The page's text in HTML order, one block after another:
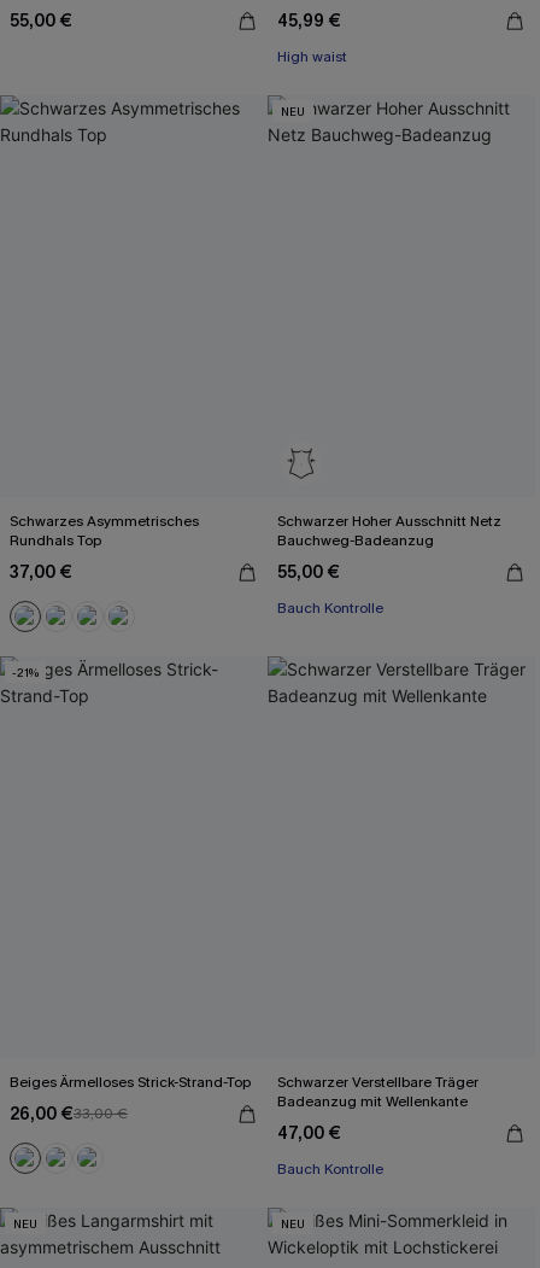
55,00 € 45,99 €
High waist
Schwarzes Asymmetrisches
Rundhals Top
37,00 €
NEU
Schwarzer Hoher Ausschnitt Netz
Bauchweg-Badeanzug
55,00 €
Bauch Kontrolle
-21%
Beiges Ärmelloses Strick-Strand-Top
26,00 €33,00 €
Schwarzer Verstellbare Träger
Badeanzug mit Wellenkante
47,00 €
Bauch Kontrolle
NEU NEU